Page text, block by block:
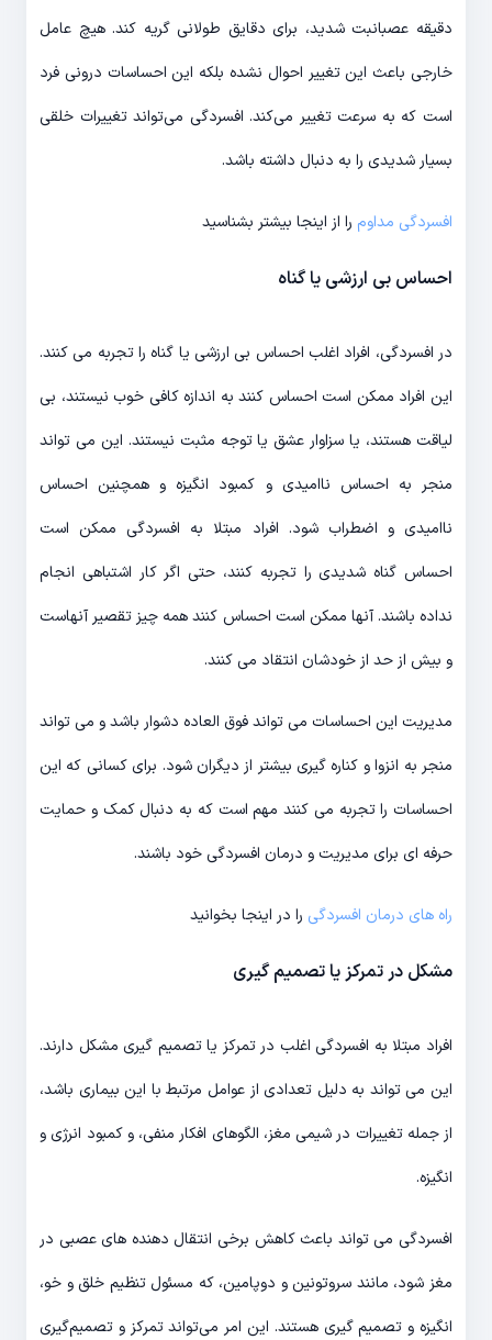
دقیقه عصبانبت شدید، برای دقایق طولانی گریه کند. هیچ عامل
خارجی باعث این تغییر احوال نشده بلکه این احساسات درونی فرد
است که به سرعت تغییر می‌‎کند. افسردگی می‌‎تواند تغییرات خلقی
بسیار شدیدی را به دنبال داشته باشد.
افسردگی مداوم را از اینجا بیشتر بشناسید
احساس بی ارزشی یا گناه
در افسردگی، افراد اغلب احساس بی ارزشی یا گناه را تجربه می کنند.
این افراد ممکن است احساس کنند به اندازه کافی خوب نیستند، بی
لیاقت هستند، یا سزاوار عشق یا توجه مثبت نیستند. این می تواند
منجر به احساس ناامیدی و کمبود انگیزه و همچنین احساس
ناامیدی و اضطراب شود. افراد مبتلا به افسردگی ممکن است
احساس گناه شدیدی را تجربه کنند، حتی اگر کار اشتباهی انجام
نداده باشند. آنها ممکن است احساس کنند همه چیز تقصیر آنهاست
و بیش از حد از خودشان انتقاد می کنند.
مدیریت این احساسات می تواند فوق العاده دشوار باشد و می تواند
منجر به انزوا و کناره گیری بیشتر از دیگران شود. برای کسانی که این
احساسات را تجربه می کنند مهم است که به دنبال کمک و حمایت
حرفه ای برای مدیریت و درمان افسردگی خود باشند.
راه های درمان افسردگی را در اینجا بخوانید
مشکل در تمرکز یا تصمیم گیری
افراد مبتلا به افسردگی اغلب در تمرکز یا تصمیم گیری مشکل دارند.
این می تواند به دلیل تعدادی از عوامل مرتبط با این بیماری باشد،
از جمله تغییرات در شیمی مغز، الگوهای افکار منفی، و کمبود انرژی و
انگیزه.
افسردگی می تواند باعث کاهش برخی انتقال دهنده های عصبی در
مغز شود، مانند سروتونین و دوپامین، که مسئول تنظیم خلق و خو،
انگیزه و تصمیم گیری هستند. این امر می‌تواند تمرکز و تصمیم‌گیری